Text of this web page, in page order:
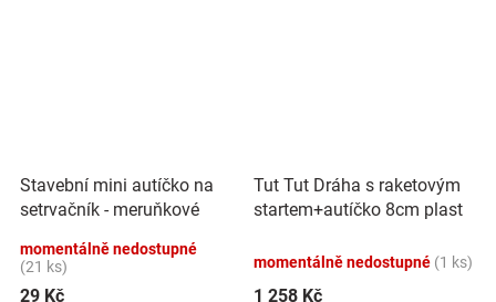
Stavební mini autíčko na
setrvačník - meruňkové
momentálně nedostupné
(21 ks)
29 Kč
Tut Tut Dráha s raketovým
startem+autíčko 8cm plast
světlem v
momentálně nedostupné (1 ks)
1 258 Kč